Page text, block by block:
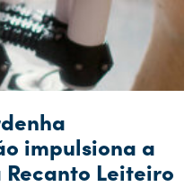
impulsiona a
Leiteiro